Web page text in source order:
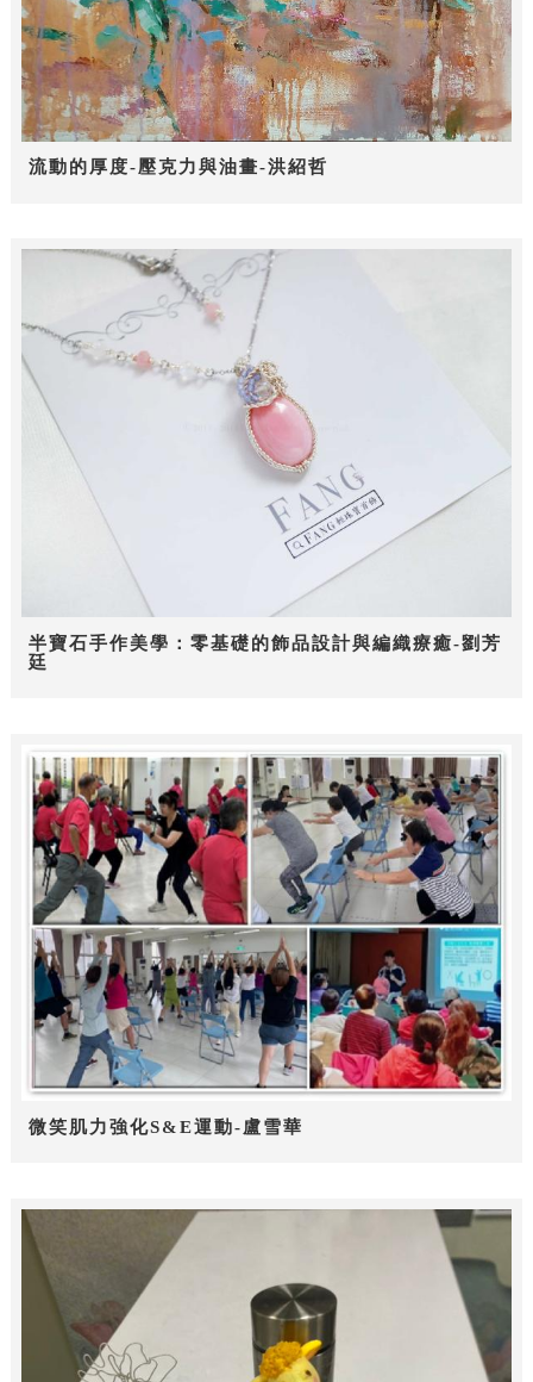
流動的厚度-壓克力與油畫-洪紹哲
半寶石手作美學：零基礎的飾品設計與編織療癒-劉芳
廷
微笑肌力強化S&E運動-盧雪華